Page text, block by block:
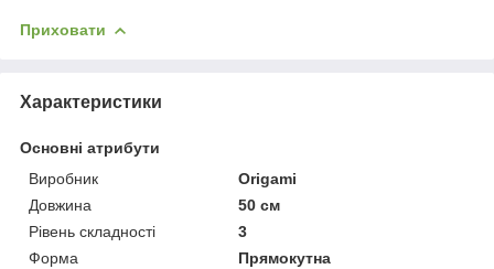
Приховати
Характеристики
Основні атрибути
Виробник
Origami
Довжина
50 см
Рівень складності
3
Форма
Прямокутна